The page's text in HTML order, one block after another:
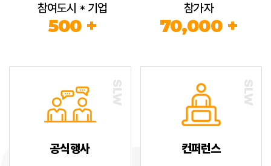
참여도시 * 기업
500 +
참가자
70,000 +
공식행사 컨퍼런스